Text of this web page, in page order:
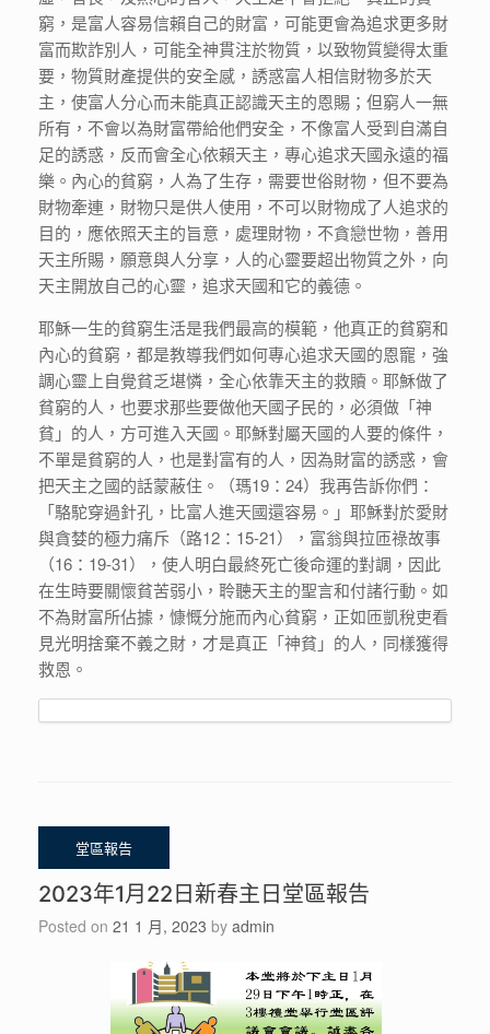
窮，是富人容易信賴自己的財富，可能更會為追求更多財
富而欺詐別人，可能全神貫注於物質，以致物質變得太重
要，物質財產提供的安全感，誘惑富人相信財物多於天
主，使富人分心而未能真正認識天主的恩賜；但窮人一無
所有，不會以為財富帶給他們安全，不像富人受到自滿自
足的誘惑，反而會全心依賴天主，專心追求天國永遠的福
樂。內心的貧窮，人為了生存，需要世俗財物，但不要為
財物牽連，財物只是供人使用，不可以財物成了人追求的
目的，應依照天主的旨意，處理財物，不貪戀世物，善用
天主所賜，願意與人分享，人的心靈要超出物質之外，向
天主開放自己的心靈，追求天國和它的義德。
耶穌一生的貧窮生活是我們最高的模範，他真正的貧窮和
內心的貧窮，都是教導我們如何專心追求天國的恩寵，強
調心靈上自覺貧乏堪憐，全心依靠天主的救贖。耶穌做了
貧窮的人，也要求那些要做他天國子民的，必須做「神
貧」的人，方可進入天國。耶穌對屬天國的人要的條件，
不單是貧窮的人，也是對富有的人，因為財富的誘惑，會
把天主之國的話蒙蔽住。（瑪19：24）我再告訴你們：
「駱駝穿過針孔，比富人進天國還容易。」耶穌對於愛財
與貪婪的極力痛斥（路12：15-21），富翁與拉匝祿故事
（16：19-31），使人明白最終死亡後命運的對調，因此
在生時要關懷貧苦弱小，聆聽天主的聖言和付諸行動。如
不為財富所佔據，慷慨分施而內心貧窮，正如匝凱稅吏看
見光明捨棄不義之財，才是真正「神貧」的人，同樣獲得
救恩。
2023年1月22日新春主日堂區報告
Posted on 21 1 月, 2023 by admin